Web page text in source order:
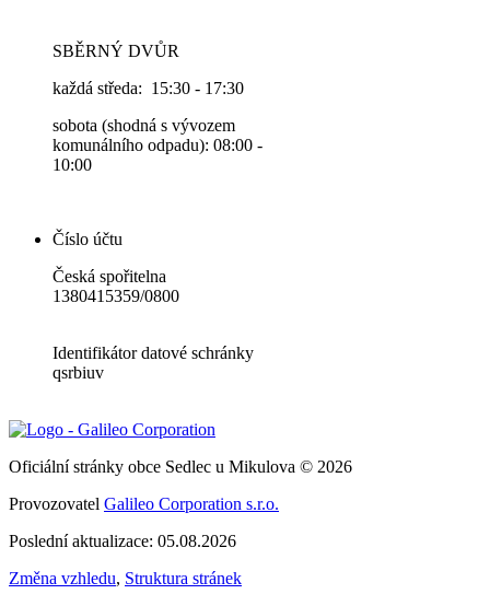
SBĚRNÝ DVŮR
každá středa: 15:30 - 17:30
sobota (shodná s vývozem
komunálního odpadu): 08:00 -
10:00
Číslo účtu
Česká spořitelna
1380415359/0800
Identifikátor datové schránky
qsrbiuv
Oficiální stránky obce Sedlec u Mikulova © 2026
Provozovatel Galileo Corporation s.r.o.
Poslední aktualizace: 05.08.2026
Změna vzhledu, Struktura stránek